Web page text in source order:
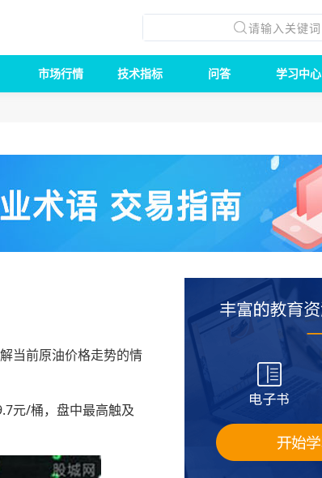
市场行情 技术指标 问答 学习中心
当前原油价格走势的情
元/桶，盘中最高触及